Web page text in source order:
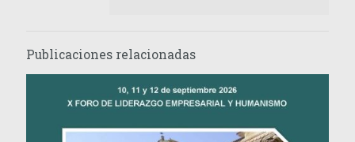
Publicaciones relacionadas